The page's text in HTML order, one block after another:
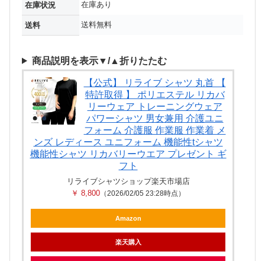
在庫状況 在庫あり
送料 送料無料
商品説明を表示▼/▲折りたたむ
【公式】 リライブ シャツ 丸首 【
特許取得 】 ポリエステル リカバ
リーウェア トレーニングウェア
パワーシャツ 男女兼用 介護ユニ
フォーム 介護服 作業服 作業着 メ
ンズ レディース ユニフォーム 機能性tシャツ
機能性シャツ リカバリーウエア プレゼント ギ
フト
リライブシャツショップ楽天市場店
￥ 8,800 （2026/02/05 23:28時点）
Amazon
楽天購入